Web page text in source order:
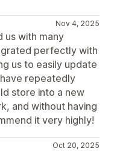
Nov 4, 2025
us with many
perfectly with
us to easily update
repeatedly
store into a new
and without having
it very highly!
Oct 20, 2025